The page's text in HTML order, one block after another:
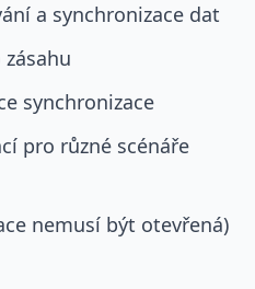
a synchronizace dat
synchronizace
pro různé scénáře
nemusí být otevřená)